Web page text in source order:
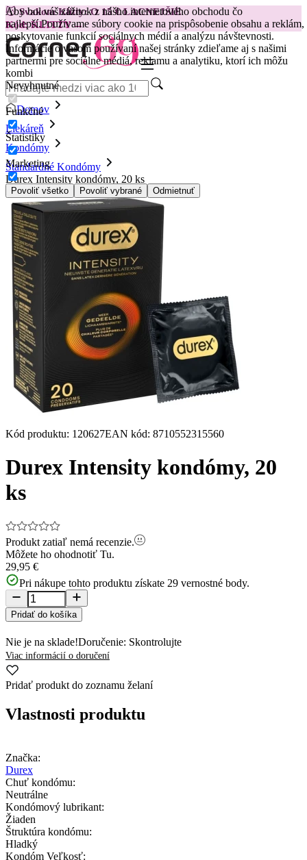
Aby bol váš zážitok z nášho internetového obchodu čo
najlepší.Používame súbory cookie na prispôsobenie obsahu a reklám,
poskytovanie funkcií sociálnych médií a analýzu návštevnosti.
Informácie o vašom používaní našej stránky zdieľame aj s našimi
partnermi pre sociálne médiá, reklamu a analytiku, ktorí ich môžu
kombi
Nevyhnutné
Funkčné
Štatistiky
Marketing
Povoliť všetko Povoliť vybrané Odmietnuť
😽Svakom Klitty: O 15 € LACNEJŠIE
Kód: KLITTY →
Domov
Liekáreň
Kondómy
Štandardné Kondómy
Durex Intensity kondómy, 20 ks
Kód produktu: 120627EAN kód: 8710552315560
Durex Intensity kondómy, 20
ks
Produkt zatiaľ nemá recenzie.
Môžete ho ohodnotiť Tu.
29,95 €
Pri nákupe tohto produktu získate 29 vernostné body.
Pridať do košíka
Nie je na sklade!Doručenie: Skontrolujte
Viac informácií o doručení
Pridať produkt do zoznamu želaní
Vlastnosti produktu
Značka:
Durex
Chuť kondómu:
Neutrálne
Kondómový lubrikant:
Žiaden
Štruktúra kondómu:
Hladký
Kondóm Veľkosť: